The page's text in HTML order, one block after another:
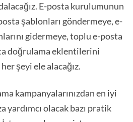
E-posta kurulumunun
şablonları göndermeye, e-
gidermeye, toplu e-posta
doğrulama eklentilerini
şeyi ele alacağız.
kampanyalarınızdan en iyi
yardımcı olacak bazı pratik